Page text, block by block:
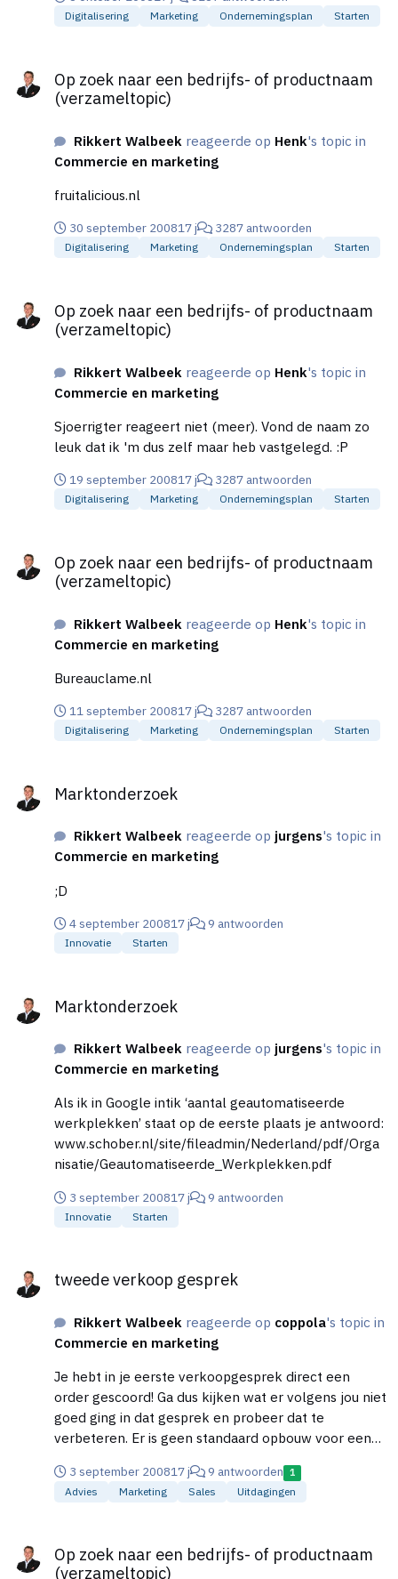
Digitalisering Marketing Ondernemingsplan Starten
Op zoek naar een bedrijfs- of productnaam
(verzameltopic)
Rikkert Walbeek reageerde op Henk's topic in
Commercie en marketing
fruitalicious.nl
30 september 200817 j 3287 antwoorden
Digitalisering Marketing Ondernemingsplan Starten
Op zoek naar een bedrijfs- of productnaam
(verzameltopic)
Rikkert Walbeek reageerde op Henk's topic in
Commercie en marketing
Sjoerrigter reageert niet (meer). Vond de naam zo
leuk dat ik 'm dus zelf maar heb vastgelegd. :P
19 september 200817 j 3287 antwoorden
Digitalisering Marketing Ondernemingsplan Starten
Op zoek naar een bedrijfs- of productnaam
(verzameltopic)
Rikkert Walbeek reageerde op Henk's topic in
Commercie en marketing
Bureauclame.nl
11 september 200817 j 3287 antwoorden
Digitalisering Marketing Ondernemingsplan Starten
Marktonderzoek
Rikkert Walbeek reageerde op jurgens's topic in
Commercie en marketing
;D
4 september 200817 j 9 antwoorden
Innovatie Starten
Marktonderzoek
Rikkert Walbeek reageerde op jurgens's topic in
Commercie en marketing
Als ik in Google intik ‘aantal geautomatiseerde
werkplekken’ staat op de eerste plaats je antwoord:
www.schober.nl/site/fileadmin/Nederland/pdf/Orga
nisatie/Geautomatiseerde_Werkplekken.pdf
3 september 200817 j 9 antwoorden
Innovatie Starten
tweede verkoop gesprek
Rikkert Walbeek reageerde op coppola's topic in
Commercie en marketing
Je hebt in je eerste verkoopgesprek direct een
order gescoord! Ga dus kijken wat er volgens jou niet
goed ging in dat gesprek en probeer dat te
verbeteren. Er is geen standaard opbouw voor een
moeten luisteren dan praten. Neem je voor om
slechts 20% van de tijd te praten. Dan kom je
zorgen dat de ander praat en jij kunt luisteren. In
3 september 200817 j 9 antwoorden 1
Advies Marketing Sales Uitdagingen
Op zoek naar een bedrijfs- of productnaam
(verzameltopic)